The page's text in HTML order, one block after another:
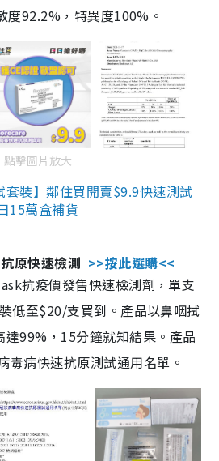
92.2%，特異度100%。
點擊圖片放大
套裝】鄰住買開賣$9.9快速測試
15萬盒補貨
原快速檢測 >>按此選購<<
抗疫價發售快速檢測劑，單支
低至$20/支買到。產品以鼻咽拭
達99%，15分鐘就知結果。產品
毒病快速抗原測試通用名單。